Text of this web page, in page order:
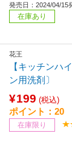
発売日：2024/04/15
在庫あり
花王
【キッチンハ
ン用洗剤〕
¥199 (税込)
ポイント：20
在庫限り